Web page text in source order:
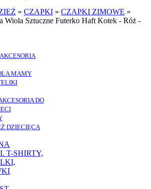
» CZAPKI » CZAPKI ZIMOWE »
Wiola Sztuczne Futerko Haft Kotek - Róż -
AKCESORIA
MAMY
DO
DZIECIĘCA
T-SHIRTY,